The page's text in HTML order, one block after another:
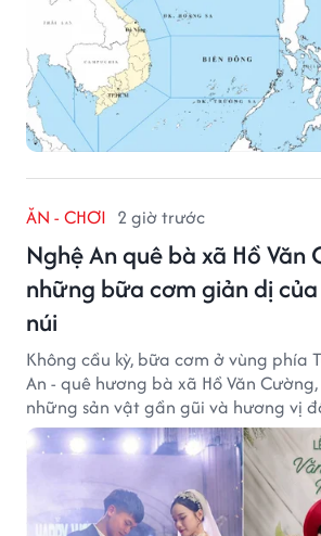
ĂN - CHƠI 2 giờ trước
Nghệ An quê bà xã Hồ Văn
những bữa cơm giản dị
núi
Không cầu kỳ, bữa cơm ở vùng phía
An - quê hương bà xã Hồ Văn
những sản vật gần gũi và hương vị
của núi rừng.